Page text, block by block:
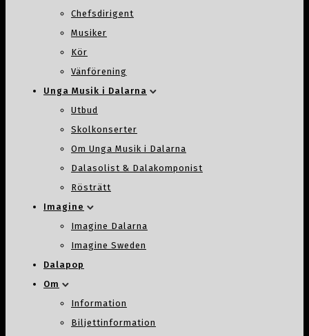
Chefsdirigent
Musiker
Kör
Vänförening
Unga Musik i Dalarna
Utbud
Skolkonserter
Om Unga Musik i Dalarna
Dalasolist & Dalakomponist
Rösträtt
Imagine
Imagine Dalarna
Imagine Sweden
Dalapop
Om
Information
Biljettinformation